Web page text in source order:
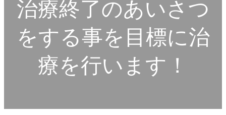
治療終了のあいさつ
をする事を目標に治
療を行います！